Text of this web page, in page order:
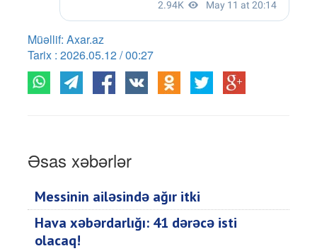
Müəllif: Axar.az
Tarix : 2026.05.12 / 00:27
Əsas xəbərlər
Messinin ailəsində ağır itki
Hava xəbərdarlığı: 41 dərəcə isti
olacaq!